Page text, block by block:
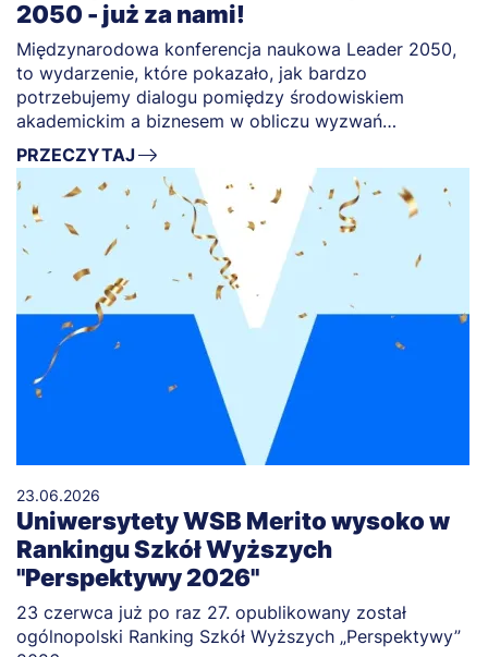
2050 - już za nami!
Międzynarodowa konferencja naukowa Leader 2050,
to wydarzenie, które pokazało, jak bardzo
potrzebujemy dialogu pomiędzy środowiskiem
akademickim a biznesem w obliczu wyzwań
przyszłości.
PRZECZYTAJ
23.06.2026
Uniwersytety WSB Merito wysoko w
Rankingu Szkół Wyższych
"Perspektywy 2026"
23 czerwca już po raz 27. opublikowany został
ogólnopolski Ranking Szkół Wyższych „Perspektywy”